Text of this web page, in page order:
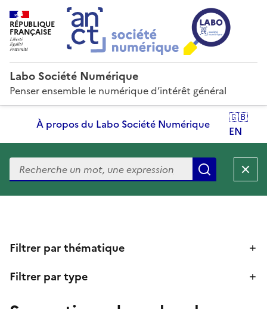
RÉPUBLIQUE
FRANÇAISE
Labo Société Numérique
Penser ensemble le numérique d’intérêt général
À propos du Labo Société Numérique
🇬🇧
EN
Recherche
Filtrer par thématique
Filtrer par type